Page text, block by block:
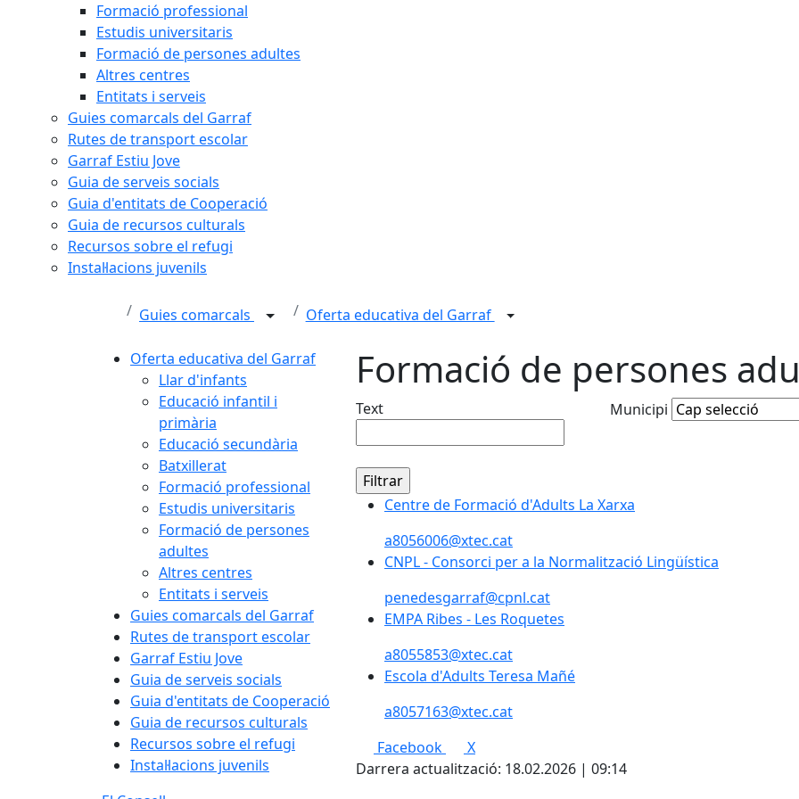
Formació professional
Estudis universitaris
Formació de persones adultes
Altres centres
Entitats i serveis
Guies comarcals del Garraf
Rutes de transport escolar
Garraf Estiu Jove
Guia de serveis socials
Guia d'entitats de Cooperació
Guia de recursos culturals
Recursos sobre el refugi
Instal·lacions juvenils
Guies comarcals Oferta educativa del Garraf
Oferta educativa del Garraf
Llar d'infants
Educació infantil i
primària
Educació secundària
Batxillerat
Formació professional
Estudis universitaris
Formació de persones
adultes
Altres centres
Entitats i serveis
Guies comarcals del Garraf
Rutes de transport escolar
Garraf Estiu Jove
Guia de serveis socials
Guia d'entitats de Cooperació
Guia de recursos culturals
Recursos sobre el refugi
Instal·lacions juvenils
Formació de persones
Text Municipi
Centre de Formació d'Adults La Xarxa
Centre de Formació d'Adults La Xarxa
a8056006@xtec.cat
CNPL - Consorci per a la Normalització Lingüística
CNPL - Consorci per a la Normalització Lingüística
penedesgarraf@cpnl.cat
EMPA Ribes - Les Roquetes
EMPA Ribes - Les Roquetes
a8055853@xtec.cat
Escola d'Adults Teresa Mañé
Escola d'Adults Teresa Mañé
a8057163@xtec.cat
Facebook
X
Darrera actualització: 18.02.2026 | 09:14